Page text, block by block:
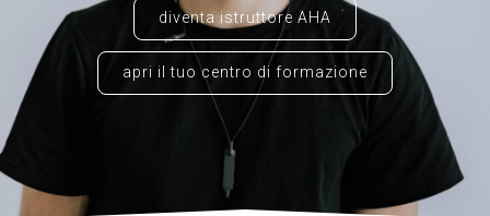
diventa istruttore AHA
apri il tuo centro di formazione